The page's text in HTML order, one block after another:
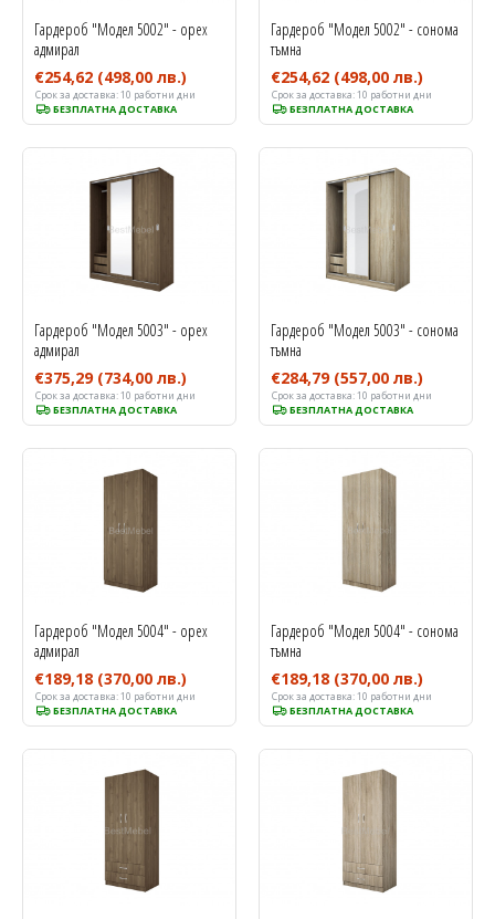
Срок за доставка:10 работни дни
БЕЗПЛАТНА ДОСТАВКА
Гардероб "Модел 5002" - орех
адмирал
€254,62 (498,00 лв.)
Срок за доставка:10 работни дни
БЕЗПЛАТНА ДОСТАВКА
Гардероб "Модел 5002" - сонома
тъмна
€254,62 (498,00 лв.)
Срок за доставка:10 работни дни
БЕЗПЛАТНА ДОСТАВКА
Гардероб "Модел 5003" - орех
адмирал
€375,29 (734,00 лв.)
Срок за доставка:10 работни дни
БЕЗПЛАТНА ДОСТАВКА
Гардероб "Модел 5003" - сонома
тъмна
€284,79 (557,00 лв.)
Срок за доставка:10 работни дни
БЕЗПЛАТНА ДОСТАВКА
Гардероб "Модел 5004" - орех
адмирал
€189,18 (370,00 лв.)
Срок за доставка:10 работни дни
БЕЗПЛАТНА ДОСТАВКА
Гардероб "Модел 5004" - сонома
тъмна
€189,18 (370,00 лв.)